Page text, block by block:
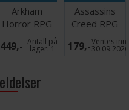
Arkham
Horror RPG
Arkham
Mysteries
449,- Antall på
lager:1
Assassins
Creed RPG
Dice Pack
179,-Ventes inn
30.09.2026